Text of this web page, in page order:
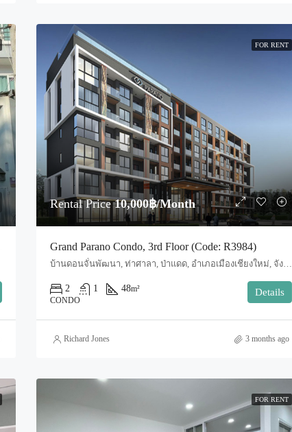
FOR RENT
Rental Price10,000฿/Month
Grand Parano Condo, 3rd Floor (Code: R3984)
บ้านดอนจั่นพัฒนา, ท่าศาลา, ป่าแดด, อำเภอเมืองเชียงใหม่, จังหวัดเชียงใหม่, 50000, ประเทศไทย, Chiang Mai, Mueang Chiang Mai, Tha Sala
2 1 48m²
CONDO
Details
Richard Jones 3 months ago
FOR RENT